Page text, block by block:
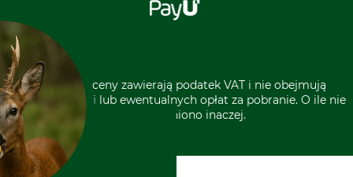
Odstąpienie od zamówienia
Grube w Europie
* Wszystkie ceny zawierają podatek VAT i nie obejmują
kosztów wysyłki lub ewentualnych opłat za pobranie. O ile nie
wyszczególniono inaczej.